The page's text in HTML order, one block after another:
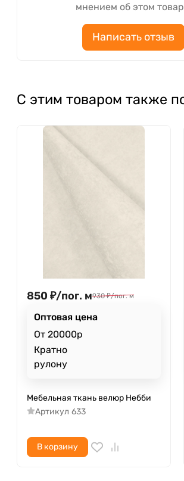
мнением об этом
Написать отзыв
С этим товаром также
850 ₽/пог. м930 ₽/пог. м
Оптовая цена
От 20000р
Кратно
рулону
Мебельная ткань велюр Небби
Артикул 633
В корзину